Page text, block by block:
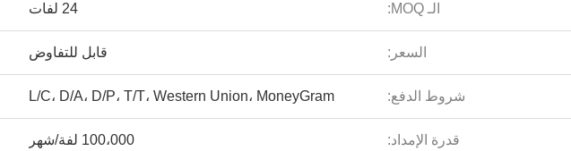
الـ MOQ: 24 لفات
السعر: قابل للتفاوض
شروط الدفع: L/C، D/A، D/P، T/T، Western Union، MoneyGram
قدرة الإمداد: 100،000 لفة/شهر